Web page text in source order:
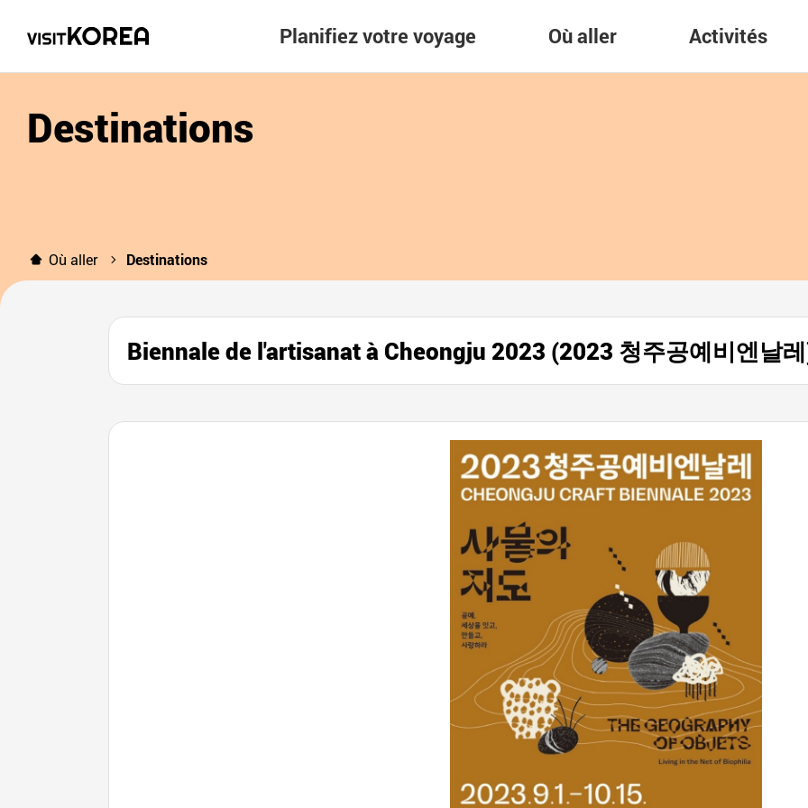
Planifiez votre voyage Où aller Activités
Destinations
Où aller Destinations
Biennale de l'artisanat à Cheongju 2023 (2023 청주공예비엔날